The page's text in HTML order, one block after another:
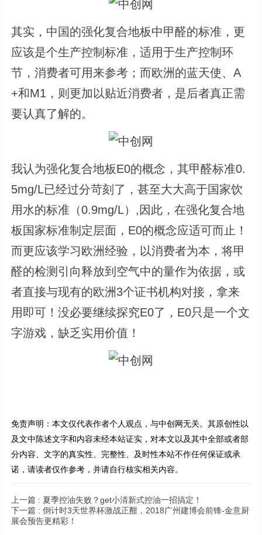
其实，中国的强化复合地板中甲醛的标准，更
应该是个生产控制标准，适用于生产控制环
节，消费者可用来参考；而欧洲的蓝天使、A
+和M1，则更加以贴近消费者，是后者真正需
要认真了解的。
我认为强化复合地板E0的概念，其甲醛标准0.
5mg/L已经过分苛刻了，甚至大大高于国家饮
用水的标准（0.9mg/L）,因此，在强化复合地
板国家标准制定层面，E0的概念应适可而止！
而更应该学习欧洲经验，以消费者为本，将甲
醛的检测引向释放到空气中的量作为依据，或
者直接与现有的欧洲3个证书机构对接，拿来
用即可！没必要继续探究E0了，E0只是一个文
字游戏，缺乏实用价值！
免责声明：本文仅代表作者个人观点，与中创网无关。其原创性以
及文中陈述文字和内容未经本站证实，对本文以及其中全部或者部
分内容、文字的真实性、完整性、及时性本站不作任何保证或承
诺，请读者仅作参考，并请自行核实相关内容。
上一篇 : 夏季控油失败？get小清新式控油一招搞定！
下一篇 : 倒计时3天世界杯激战正酣，2018广州建博会前锋-金意厨
展会预告更精彩！